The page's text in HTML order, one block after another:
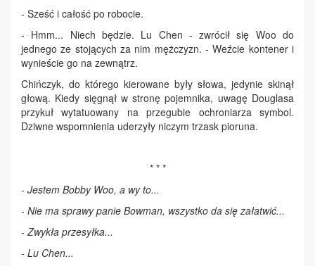
- Sześć i całość po robocie.
- Hmm... Niech będzie. Lu Chen - zwrócił się Woo do
jednego ze stojących za nim mężczyzn. - Weźcie kontener i
wynieście go na zewnątrz.
Chińczyk, do którego kierowane były słowa, jedynie skinął
głową. Kiedy sięgnął w stronę pojemnika, uwagę Douglasa
przykuł wytatuowany na przegubie ochroniarza symbol.
Dziwne wspomnienia uderzyły niczym trzask pioruna.
* * *
- Jestem Bobby Woo, a wy to...
- Nie ma sprawy panie Bowman, wszystko da się załatwić...
- Zwykła przesyłka...
- Lu Chen...